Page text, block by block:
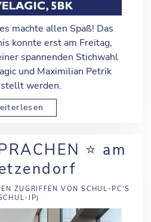
machte allen Spaß! Das
konnte erst am Freitag,
spannenden Stichwahl
und Maximilian Petrik
werden.
⭐️ am
ZUGRIFFEN VON SCHUL-PC'S
IP)